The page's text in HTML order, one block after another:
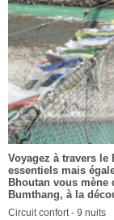
Voyagez à travers
essentiels mais
Bhoutan vous mène
Bumthang, à la
Circuit confort - 9 nuits